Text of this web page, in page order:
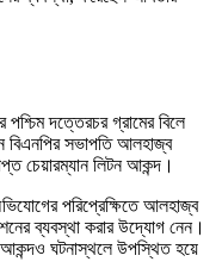
পশ্চিম দত্তেরচর গ্রামের বিলে
বিএনপির সভাপতি আলহাজ্ব
চেয়ারম্যান লিটন আকন্দ।
পরিপ্রেক্ষিতে আলহাজ্ব
ব্যবস্থা করার উদ্যোগ নেন।
আকন্দও ঘটনাস্থলে উপস্থিত হয়ে